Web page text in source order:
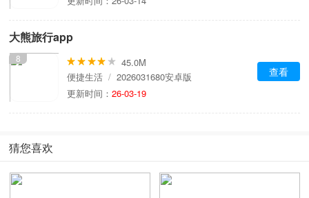
大熊旅行app
8
45.0M
便捷生活 / 2026031680安卓版
更新时间：26-03-19
查看
猜您喜欢